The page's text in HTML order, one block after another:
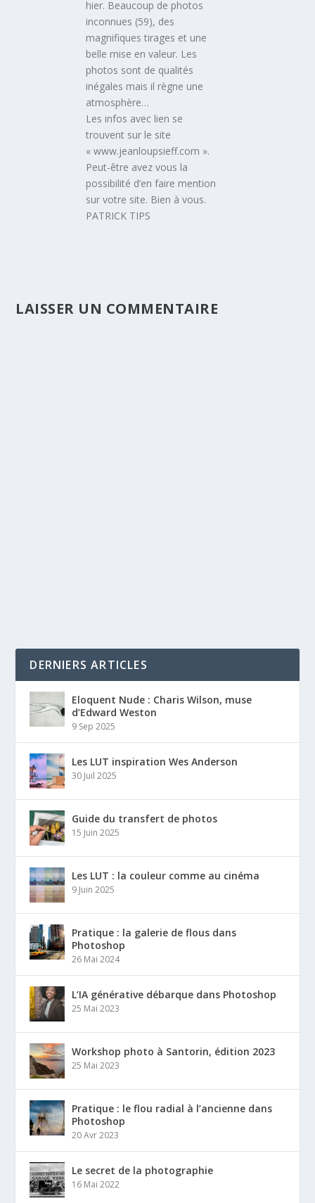
hier. Beaucoup de photos
inconnues (59), des
magnifiques tirages et une
belle mise en valeur. Les
photos sont de qualités
inégales mais il règne une
atmosphère…
Les infos avec lien se
trouvent sur le site
« www.jeanloupsieff.com ».
Peut-être avez vous la
possibilité d’en faire mention
sur votre site. Bien à vous.
PATRICK TIPS
LAISSER UN COMMENTAIRE
DERNIERS ARTICLES
Eloquent Nude : Charis Wilson, muse
d’Edward Weston
9 Sep 2025
Les LUT inspiration Wes Anderson
30 Juil 2025
Guide du transfert de photos
15 Juin 2025
Les LUT : la couleur comme au cinéma
9 Juin 2025
Pratique : la galerie de flous dans
Photoshop
26 Mai 2024
L’IA générative débarque dans Photoshop
25 Mai 2023
Workshop photo à Santorin, édition 2023
25 Mai 2023
Pratique : le flou radial à l’ancienne dans
Photoshop
20 Avr 2023
Le secret de la photographie
16 Mai 2022